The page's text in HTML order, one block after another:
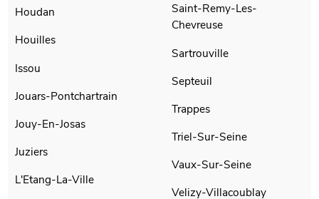
Houdan
Houilles
Issou
Jouars-Pontchartrain
Jouy-En-Josas
Juziers
L'Etang-La-Ville
Saint-Remy-Les-
Chevreuse
Sartrouville
Septeuil
Trappes
Triel-Sur-Seine
Vaux-Sur-Seine
Velizy-Villacoublay